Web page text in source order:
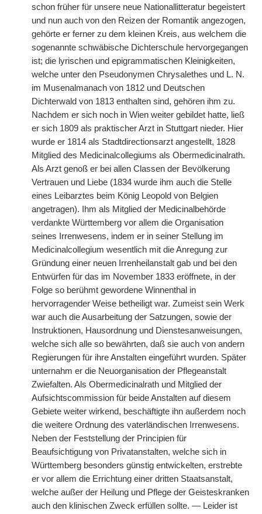
schon früher für unsere neue Nationallitteratur begeistert
und nun auch von den Reizen der Romantik angezogen,
gehörte er ferner zu dem kleinen Kreis, aus welchem die
sogenannte schwäbische Dichterschule hervorgegangen
ist; die lyrischen und epigrammatischen Kleinigkeiten,
welche unter den Pseudonymen Chrysalethes und L. N.
im Musenalmanach von 1812 und Deutschen
Dichterwald von 1813 enthalten sind, gehören ihm zu.
Nachdem er sich noch in Wien weiter gebildet hatte, ließ
er sich 1809 als praktischer Arzt in Stuttgart nieder. Hier
wurde er 1814 als Stadtdirectionsarzt angestellt, 1828
Mitglied des Medicinalcollegiums als Obermedicinalrath.
Als Arzt genoß er bei allen Classen der Bevölkerung
Vertrauen und Liebe (1834 wurde ihm auch die Stelle
eines Leibarztes beim König Leopold von Belgien
angetragen). Ihm als Mitglied der Medicinalbehörde
verdankte Württemberg vor allem die Organisation
seines Irrenwesens, indem er in seiner Stellung im
Medicinalcollegium wesentlich mit die Anregung zur
Gründung einer neuen Irrenheilanstalt gab und bei den
Entwürfen für das im November 1833 eröffnete, in der
Folge so berühmt gewordene Winnenthal in
hervorragender Weise betheiligt war. Zumeist sein Werk
war auch die Ausarbeitung der Satzungen, sowie der
Instruktionen, Hausordnung und Dienstesanweisungen,
welche sich alle so bewährten, daß sie auch von andern
Regierungen für ihre Anstalten eingeführt wurden. Später
unternahm er die Neuorganisation der Pflegeanstalt
Zwiefalten. Als Obermedicinalrath und Mitglied der
Aufsichtscommission für beide Anstalten auf diesem
Gebiete weiter wirkend, beschäftigte ihn außerdem noch
die weitere Ordnung des vaterländischen Irrenwesens.
Neben der Feststellung der Principien für
Beaufsichtigung von Privatanstalten, welche sich in
Württemberg besonders günstig entwickelten, erstrebte
er vor allem die Errichtung einer dritten Staatsanstalt,
welche außer der Heilung und Pflege der Geisteskranken
auch den klinischen Zweck erfüllen sollte. — Leider ist